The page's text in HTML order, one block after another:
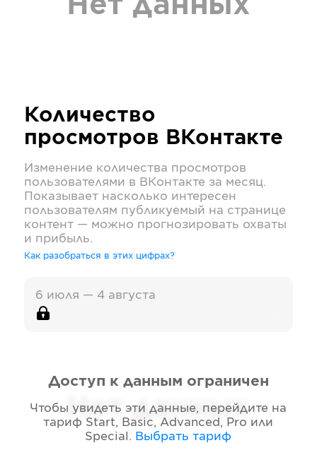
Нет данных
Количество
просмотров ВКонтакте
Изменение количества просмотров
пользователями в ВКонтакте за месяц.
Показывает насколько интересен
пользователям публикуемый на странице
контент — можно прогнозировать охваты
и прибыль.
Как разобраться в этих цифрах?
6 июля — 4 августа
Нет данных
Доступ к данным ограничен
Чтобы увидеть эти данные, перейдите на
тариф Start, Basic, Advanced, Pro или
Special . Выбрать тариф